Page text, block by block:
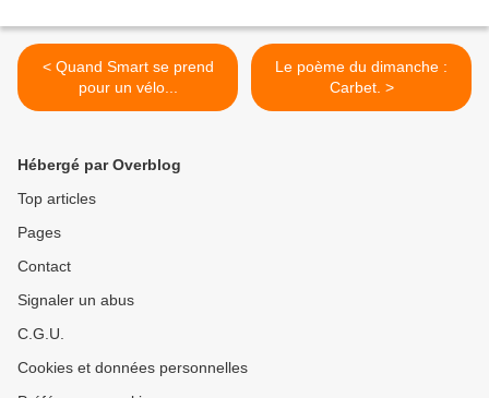
< Quand Smart se prend
pour un vélo...
Le poème du dimanche :
Carbet. >
Hébergé par Overblog
Top articles
Pages
Contact
Signaler un abus
C.G.U.
Cookies et données personnelles